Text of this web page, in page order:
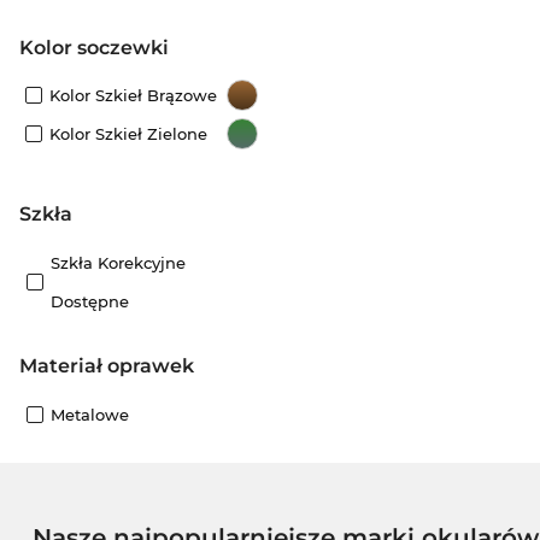
Kolor soczewki
Kolor Szkieł Brązowe
Kolor Szkieł Zielone
szkła
Szkła Korekcyjne
Dostępne
Materiał oprawek
Metalowe